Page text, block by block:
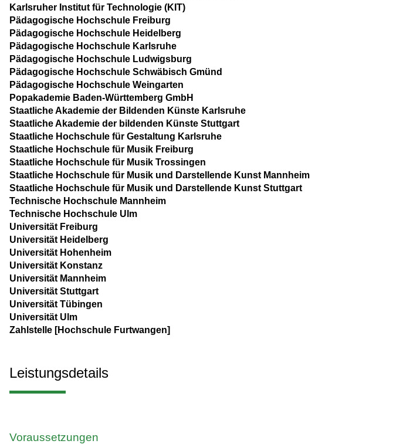
Karlsruher Institut für Technologie (KIT)
Pädagogische Hochschule Freiburg
Pädagogische Hochschule Heidelberg
Pädagogische Hochschule Karlsruhe
Pädagogische Hochschule Ludwigsburg
Pädagogische Hochschule Schwäbisch Gmünd
Pädagogische Hochschule Weingarten
Popakademie Baden-Württemberg GmbH
Staatliche Akademie der Bildenden Künste Karlsruhe
Staatliche Akademie der bildenden Künste Stuttgart
Staatliche Hochschule für Gestaltung Karlsruhe
Staatliche Hochschule für Musik Freiburg
Staatliche Hochschule für Musik Trossingen
Staatliche Hochschule für Musik und Darstellende Kunst Mannheim
Staatliche Hochschule für Musik und Darstellende Kunst Stuttgart
Technische Hochschule Mannheim
Technische Hochschule Ulm
Universität Freiburg
Universität Heidelberg
Universität Hohenheim
Universität Konstanz
Universität Mannheim
Universität Stuttgart
Universität Tübingen
Universität Ulm
Zahlstelle [Hochschule Furtwangen]
Leistungsdetails
Voraussetzungen